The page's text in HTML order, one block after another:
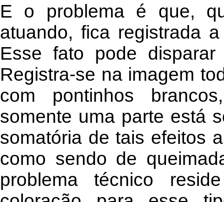
E o problema é que,
atuando, fica registrada
Esse fato pode
Registra-se na imagem
com pontinhos
somente uma parte está
somatória de tais efeitos
como sendo de
problema técnico